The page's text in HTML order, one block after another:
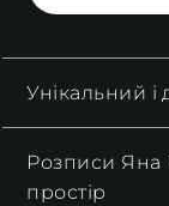
Унікальний
Розписи Яна
простір